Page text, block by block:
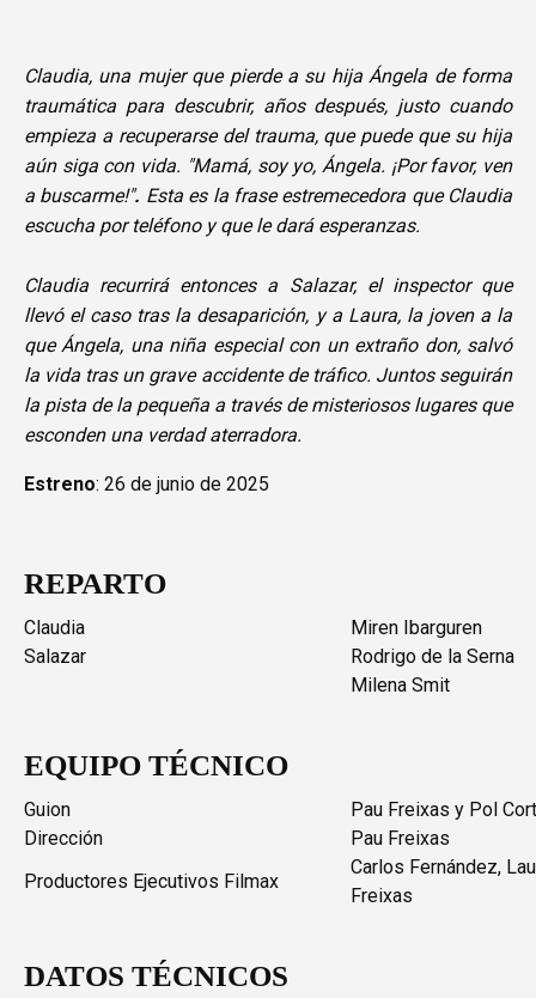
Claudia, una mujer que pierde a su hija Ángela de forma
traumática para descubrir, años después, justo cuando
empieza a recuperarse del trauma, que puede que su hija
aún siga con vida. "Mamá, soy yo, Ángela. ¡Por favor, ven
a buscarme!". Esta es la frase estremecedora que Claudia
escucha por teléfono y que le dará esperanzas.
Claudia recurrirá entonces a Salazar, el inspector que
llevó el caso tras la desaparición, y a Laura, la joven a la
que Ángela, una niña especial con un extraño don, salvó
la vida tras un grave accidente de tráfico. Juntos seguirán
la pista de la pequeña a través de misteriosos lugares que
esconden una verdad aterradora.
Estreno: 26 de junio de 2025
REPARTO
Claudia
Miren Ibarguren
Salazar
Rodrigo de la Serna
Milena Smit
EQUIPO TÉCNICO
Guion
Pau Freixas y Pol
Dirección
Pau Freixas
Productores Ejecutivos Filmax
Carlos Fernández,
Freixas
DATOS TÉCNICOS